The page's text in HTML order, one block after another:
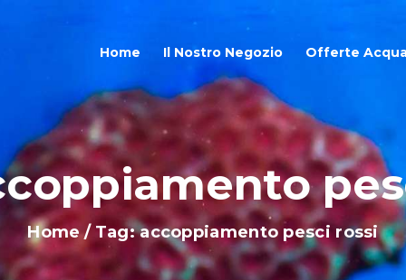
Home Il Nostro Negozio Offerte
Home Tag: accoppiamento pesci rossi
NOSTRO NEGOZIO
ACQUARI
ONLINE